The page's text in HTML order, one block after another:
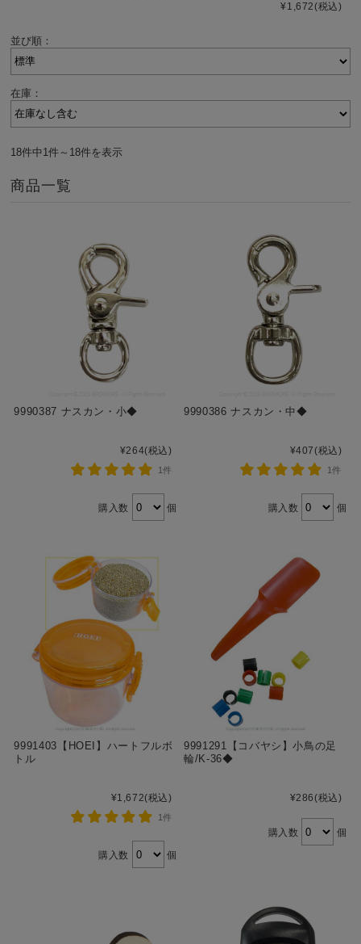
¥1,672(税込)
並び順：
在庫：
18件中1件～18件を表示
商品一覧
9990387 ナスカン・小◆
¥264(税込)
1件
購入数 個
9990386 ナスカン・中◆
¥407(税込)
1件
購入数 個
9991403【HOEI】ハートフルボ
トル
¥1,672(税込)
1件
購入数 個
9991291【コバヤシ】小鳥の足
輪/K-36◆
¥286(税込)
購入数 個